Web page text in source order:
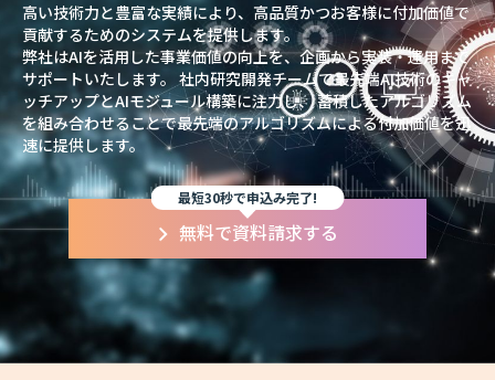
高い技術力と豊富な実績により、高品質かつお客様に付加価値で
貢献するためのシステムを提供します。
弊社はAIを活用した事業価値の向上を、企画から実装・運用まで
サポートいたします。 社内研究開発チームで最先端AI技術のキャ
ッチアップとAIモジュール構築に注力し、 蓄積したアルゴリズム
を組み合わせることで最先端のアルゴリズムによる付加価値を迅
速に提供します。
最短30秒で申込み完了!
無料で資料請求する